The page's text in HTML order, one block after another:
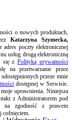
o nowych produktach,
Katarzyna Szymecka,
adres poczty elektronicznej
usług drogą elektroniczną
się zPolityką prywatności
na przetwarzanie przez
udostępnionych przeze mnie
dostępnej w Serwisie.
uprawnienia. Niniejsza
z Administratorem pod
zgodność z prawem
cofnięciem.